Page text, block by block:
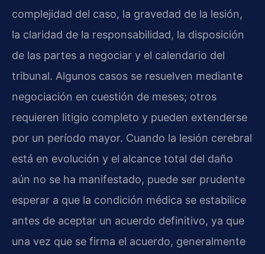
complejidad del caso, la gravedad de la lesión,
la claridad de la responsabilidad, la disposición
de las partes a negociar y el calendario del
tribunal. Algunos casos se resuelven mediante
negociación en cuestión de meses; otros
requieren litigio completo y pueden extenderse
por un período mayor. Cuando la lesión cerebral
está en evolución y el alcance total del daño
aún no se ha manifestado, puede ser prudente
esperar a que la condición médica se estabilice
antes de aceptar un acuerdo definitivo, ya que
una vez que se firma el acuerdo, generalmente